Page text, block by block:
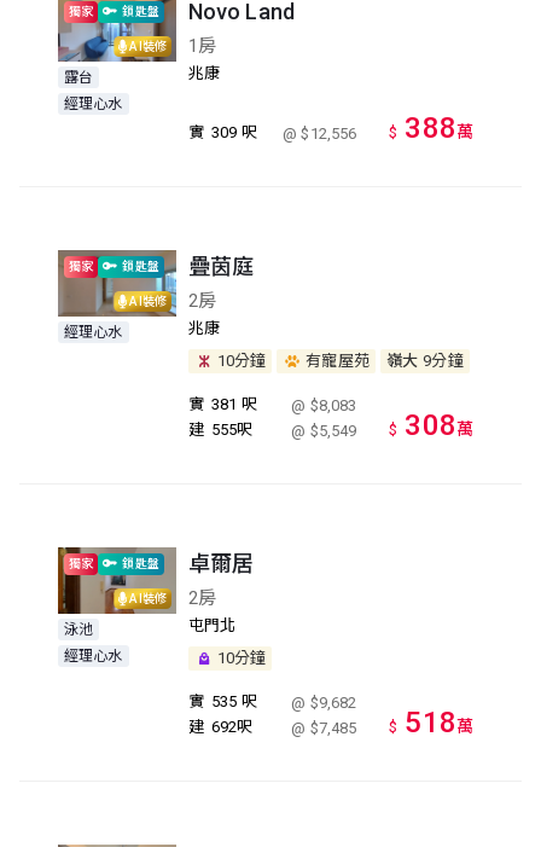
AI裝修
獨家 鎖匙盤
露台
經理心水
Novo Land
1房
兆康
實 309 呎 @ $12,556 $ 388萬
AI裝修
獨家 鎖匙盤
經理心水
疊茵庭
2房
兆康
10分鐘
有寵屋苑 嶺大 9分鐘
實 381 呎
@ $8,083
建 555呎 @ $5,549 $ 308萬
AI裝修
獨家 鎖匙盤
泳池
經理心水
卓爾居
2房
屯門北
10分鐘
實 535 呎
@ $9,682
建 692呎 @ $7,485 $ 518萬